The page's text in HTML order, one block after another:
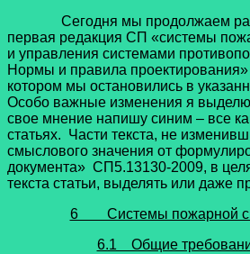
Сегодня мы продолжаем
первая редакция СП «системы
и управления системами
Нормы и правила проектирования»
котором мы остановились в
Особо важные изменения я
свое мнение напишу синим – все
статьях. Части текста, не
смыслового значения от
документа» СП5.13130-2009, в
текста статьи, выделять или даже
6 Системы пожарной
6.1 Общие